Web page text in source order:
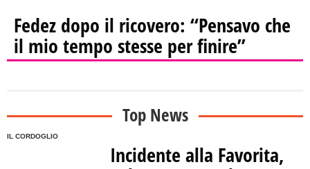
Fedez dopo il ricovero: “Pensavo che
il mio tempo stesse per finire”
Top News
IL CORDOGLIO
Incidente alla Favorita,